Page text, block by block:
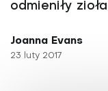
odmieniły
Joanna Evans
23 luty 2017